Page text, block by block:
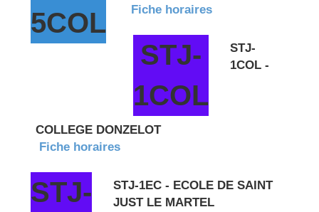
5COL
Fiche horaires
STJ-
1COL
STJ-
1COL -
COLLEGE DONZELOT
Fiche horaires
STJ-
STJ-1EC - ECOLE DE SAINT
JUST LE MARTEL